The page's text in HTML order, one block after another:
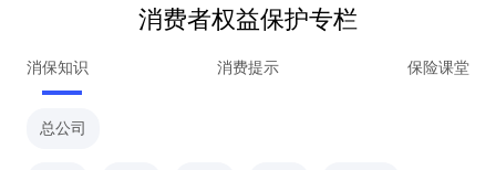
消费者权益保护专栏
消保知识 消费提示 保险课堂
总公司